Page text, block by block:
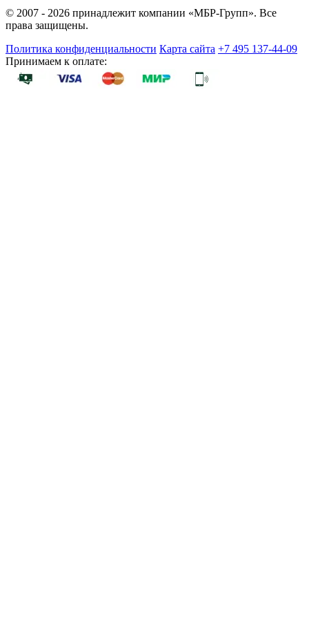
© 2007 - 2026 принадлежит компании «МБР-Групп». Все
права защищены.
Политика конфиденциальности Карта сайта +7 495 137-44-09
Принимаем к оплате: